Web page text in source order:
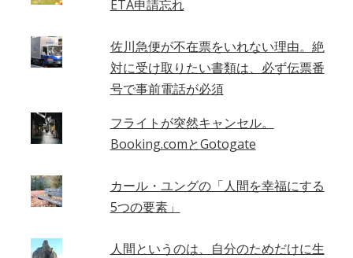
ETA申請忘れ
佐川急便が不在票をいれない理由。絶
対に受け取りたい書類は、必ず伝票番
号で事前電話が必須
フライトが突然キャンセル。
Booking.comとGotogate
カール・ユングの「人間を幸福にする
5つの要素」
人間というのは、自分のためだけに生